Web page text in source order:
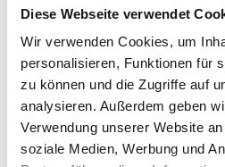
Diese Webseite verwendet
Wir verwenden Cookies, um
personalisieren, Funktionen für
zu können und die Zugriffe auf
analysieren. Außerdem geben
Verwendung unserer Website
soziale Medien, Werbung und
anwesend sind. Unser
SchwestermagazinRotary
rotarischen Singen jüngst
gewidmet und Clubsongs